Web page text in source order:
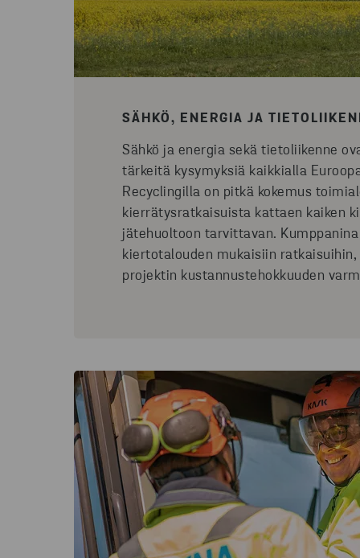
SÄHKÖ, ENERGIA JA
Sähkö ja energia sekä tietoliikenne
tärkeitä kysymyksiä kaikkialla
Recyclingilla on pitkä kokemus
kierrätysratkaisuista kattaen kaiken
jätehuoltoon tarvittavan.
kiertotalouden mukaisiin
projektin kustannustehokkuuden